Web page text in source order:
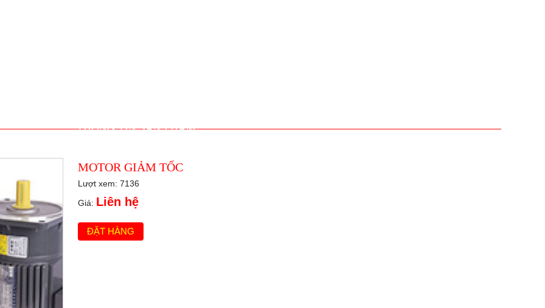
THÔNG TIN SẢN PHẨM
MOTOR GIẢM TỐC
Lượt xem: 7136
Giá: Liên hệ
ĐẶT HÀNG